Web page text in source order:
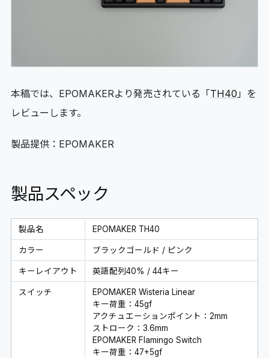
本稿では、EPOMAKERより発売されている「TH40」を
レビューします。
製品提供：EPOMAKER
製品スペック
製品名 EPOMAKER TH40
カラー ブラックゴールド / ピンク
キーレイアウト 英語配列40% / 44キー
スイッチ
EPOMAKER Wisteria Linear
キー荷重：45gf
アクチュエーションポイント：2mm
ストローク：3.6mm
EPOMAKER Flamingo Switch
キー荷重：47+5gf